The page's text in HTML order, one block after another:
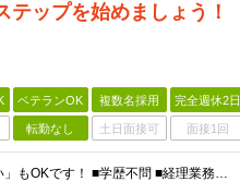
ップを始めましょう！
ベテランOK 複数名採用 完全週休2日
転勤なし 土日面接可 面接1回
◇経験浅め、挑戦したい方大歓迎◎ ◇「自宅近くで働きたい」もOKです！ ■学歴不問 ■経理業務の経験をお持ちの方（年数不問／一部分のご経験でもOK！） ～このような方を歓迎します！～ ◆自宅から